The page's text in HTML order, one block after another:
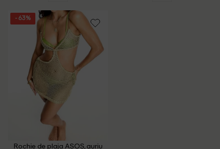
- 63%
Rochie de plaja ASOS, auriu